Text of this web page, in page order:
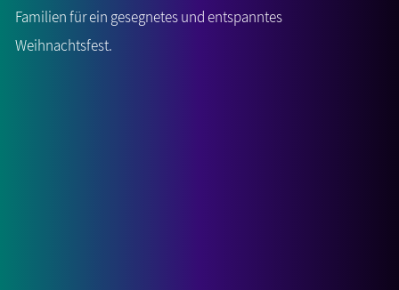
Familien für ein gesegnetes und entspanntes
Weihnachtsfest.